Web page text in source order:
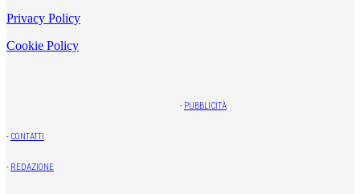
Privacy Policy
Cookie Policy
- PUBBLICITÀ
- CONTATTI
- REDAZIONE